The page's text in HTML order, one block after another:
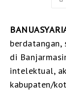
berdatangan,
di
intelektual,
kabupaten/